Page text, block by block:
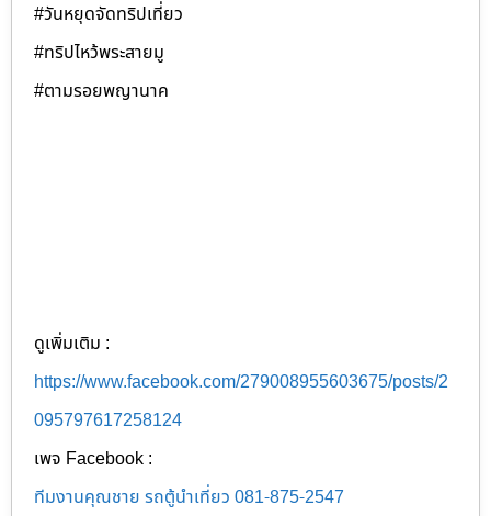
#วันหยุดจัดทริปเที่ยว
#ทริปไหว้พระสายมู
#ตามรอยพญานาค
ดูเพิ่มเติม :
https://www.facebook.com/279008955603675/posts/2
095797617258124
เพจ Facebook :
ทีมงานคุณชาย รถตู้นำเที่ยว 081-875-2547